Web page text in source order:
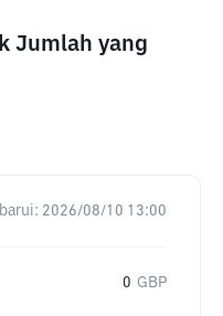
Jumlah yang
2026/08/10 13:00
0 GBP